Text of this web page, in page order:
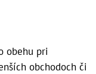
obehu pri
obchodoch či